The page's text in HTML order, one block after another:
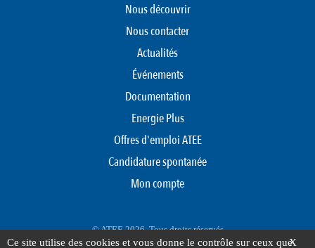
Nous découvrir
Nous contacter
Actualités
Événements
Documentation
Energie Plus
Offres d'emploi ATEE
Candidature spontanée
Mon compte
© ATEE 2026. Tous droits réservés
X
Ce site utilise des cookies et vous donne le contrôle sur ceux que